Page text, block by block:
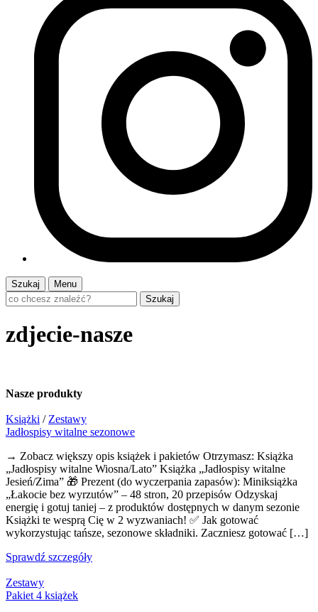
Szukaj
Menu
Szukaj
zdjecie-nasze
Nasze produkty
Książki / Zestawy
Jadłospisy witalne sezonowe
→ Zobacz większy opis książek i pakietów Otrzymasz: Książka
„Jadłospisy witalne Wiosna/Lato” Książka „Jadłospisy witalne
Jesień/Zima” 🎁 Prezent (do wyczerpania zapasów): Miniksiążka
„Łakocie bez wyrzutów” – 48 stron, 20 przepisów Odzyskaj
energię i gotuj taniej – z produktów dostępnych w danym sezonie
Książki te wesprą Cię w 2 wyzwaniach! ✅ Jak gotować
wykorzystując tańsze, sezonowe składniki. Zaczniesz gotować […]
Sprawdź szczegóły
Zestawy
Pakiet 4 książek